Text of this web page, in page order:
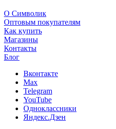
О Символик
Оптовым покупателям
Как купить
Магазины
Контакты
Блог
Вконтакте
Max
Telegram
YouTube
Одноклассники
Яндекс.Дзен